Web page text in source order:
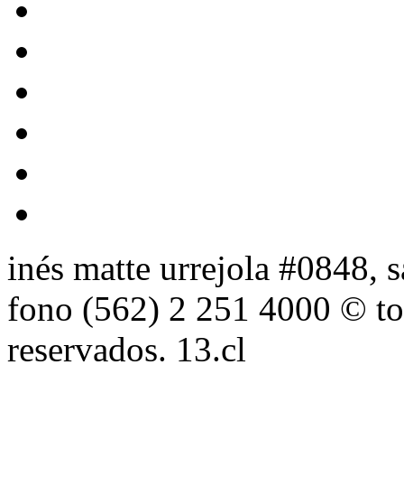
inés matte urrejola #0848,
fono (562) 2 251 4000 ©
reservados. 13.cl